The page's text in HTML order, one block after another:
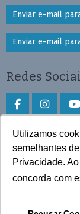
Utilizamos
semelhantes
Privacidade.
concorda com
Enviar e-mail
Enviar e-mail
Redes
Faça
Play Store e
Todos os